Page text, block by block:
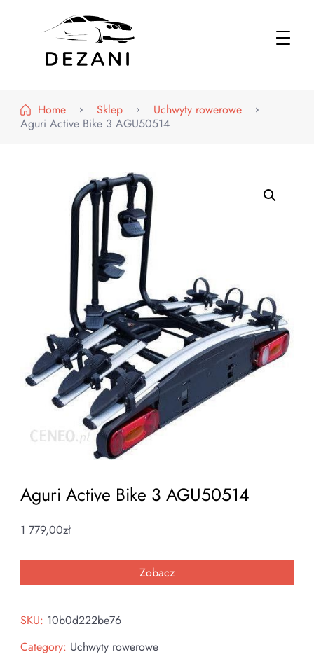
Home
Sklep
Uchwyty rowerowe
Aguri Active Bike 3 AGU50514
Aguri Active Bike 3 AGU50514
1 779,00zł
Zobacz
SKU: 10b0d222be76
Category: Uchwyty rowerowe